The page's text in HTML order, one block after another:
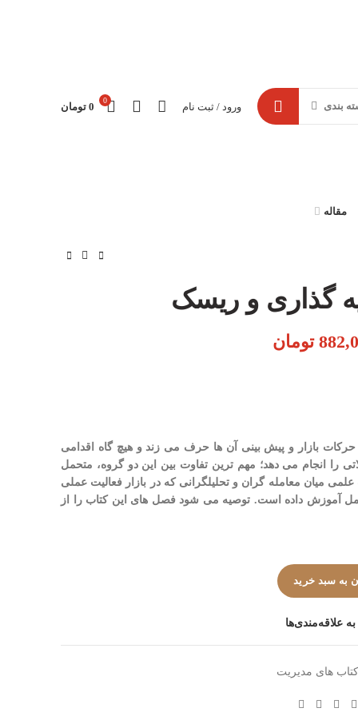
بندی ورود / ثبت نام 0
0 تومان
مقاله
گذاری و ریسک
980,000 تومان بود.
تومان
حرکات بازار و پیش بینی آن ها حرف می زند و هیچ گاه اقدامی
را انجام می دهد؛ مهم ترین تفاوت بین این دو گروه، متحمل
میان معامله گران و تحلیلگرانی که در بازار فعالیت عملی
آموزش داده است. توصیه می شود فصل های این کتاب را از
به سبد خرید
علاقه‌مندی‌ها
کتاب های مدیریت